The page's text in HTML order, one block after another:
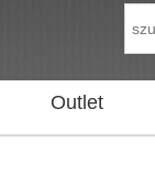
Outlet